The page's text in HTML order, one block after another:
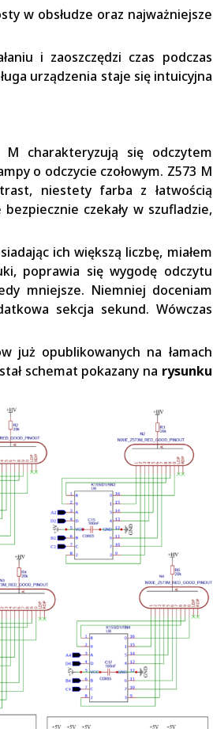
w obsłudze oraz najważniejsze
i zaoszczędzi czas podczas
urządzenia staje się intuicyjna
charakteryzują się odczytem
o odczycie czołowym. Z573 M
niestety farba z łatwością
czekały w szufladzie,
ich większą liczbę, miałem
poprawia się wygodę odczytu
mniejsze. Niemniej doceniam
sekcja sekund. Wówczas
już opublikowanych na łamach
schemat pokazany na rysunku